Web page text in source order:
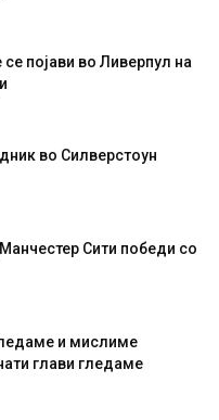
појави во Ливерпул на
во Силверстоун
Сити победи со
и мислиме
глави гледаме